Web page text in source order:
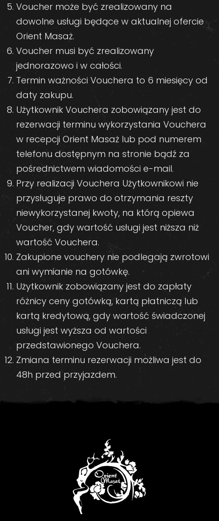
Voucher może być zrealizowany na
dowolne usługi będące w aktualnej ofercie
Orient Masaż.
Voucher musi być zrealizowany
jednorazowo i w całości.
Termin ważności Vouchera to 6 miesięcy od
daty zakupu.
Użytkownik Vouchera zobowiązany jest do
rezerwacji terminu wykorzystania Vouchera
w recepcji Orient Masaż lub pod numerem
telefonu dostępnym na stronie bądź za
pośrednictwem wiadomości e-mail.
Przy realizacji Vouchera Użytkownikowi nie
przysługuje prawo do otrzymania reszty
niewykorzystanej kwoty, na którą opiewa
Voucher, gdy wartość usługi jest niższa niż
wartość Vouchera.
Zakupione vouchery nie podlegają zwrotowi
ani wymianie na gotówkę.
Użytkownik zobowiązany jest do zapłaty
różnicy ceny gotówką, kartą płatniczą lub
kartą kredytową, gdy wartość świadczonej
usługi jest wyższa od wartości
przedstawionego Vouchera.
Zmiana terminu rezerwacji możliwa jest do
48h przed przyjazdem.